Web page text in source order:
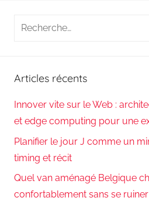
Recherche
Articles récents
Innover vite sur le Web :
et edge computing pour une
Planifier le jour J comme un
timing et récit
Quel van aménagé Belgique
confortablement sans se ruiner